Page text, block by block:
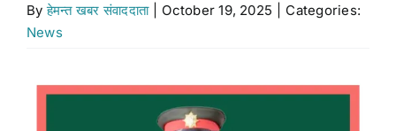
Search
Byहेमन्त खबर संवाददाता October 19, 2025
Categories:
News
View